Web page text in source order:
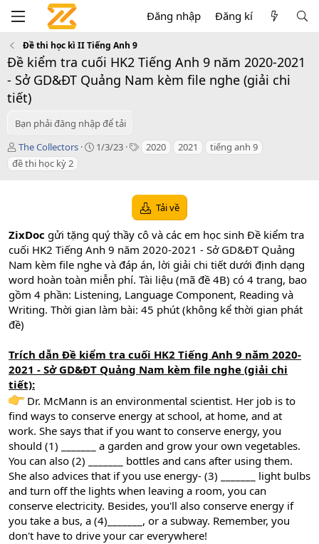
Đăng nhập Đăng kí
Đề thi học kì II Tiếng Anh 9
Đề kiểm tra cuối HK2 Tiếng Anh 9 năm 2020-2021
- Sở GD&ĐT Quảng Nam kèm file nghe (giải chi
tiết)
Bạn phải đăng nhập để tải
T
á
c
The Collectors
C
n
d
a
e
1/3/23
T 2020 2021
tiếng anh 9
đề thi học kỳ 2
Tải về
ZixDoc gửi tặng quý thầy cô và các em học sinh Đề kiểm tra
cuối HK2 Tiếng Anh 9 năm 2020-2021 - Sở GD&ĐT Quảng
Nam kèm file nghe và đáp án, lời giải chi tiết dưới định dạng
word hoàn toàn miễn phí. Tài liệu (mã đề 4B) có 4 trang, bao
gồm 4 phần: Listening, Language Component, Reading và
Writing. Thời gian làm bài: 45 phút (không kể thời gian phát
đề)
Trích dẫn Đề kiểm tra cuối HK2 Tiếng Anh 9 năm 2020-
2021 - Sở GD&ĐT Quảng Nam kèm file nghe (giải chi
tiết):
Dr. McMann is an environmental scientist. Her job is to
find ways to conserve energy at school, at home, and at
work. She says that if you want to conserve energy, you
should (1) _______ a garden and grow your own vegetables.
You can also (2) _______ bottles and cans after using them.
She also advices that if you use energy- (3) _______ light bulbs
and turn off the lights when leaving a room, you can
conserve electricity. Besides, you'll also conserve energy if
you take a bus, a (4)_______, or a subway. Remember, you
don't have to drive your car everywhere!